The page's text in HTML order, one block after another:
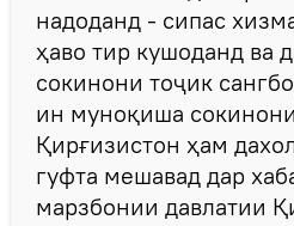
надоданд - сипас
ҳаво тир кушоданд ва
сокинони тоҷик
ин муноқиша
Қирғизистон ҳам
гуфта мешавад дар
марзбонии давлатии